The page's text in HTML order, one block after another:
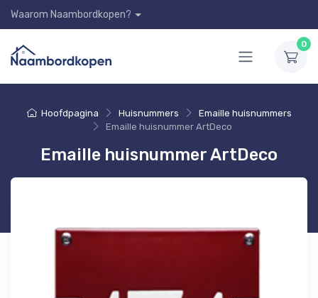
Waarom Naambordkopen?
0
Hoofdpagina Huisnummers
Emaille huisnummers
Emaille huisnummer ArtDeco
Emaille huisnummer ArtDeco